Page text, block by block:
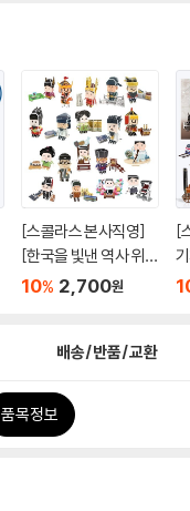
[스콜라스 본사직영]
[한국을 빛낸 역사 위인
들]...
10% 2,700원
[
배송/반품/교환
품목정보